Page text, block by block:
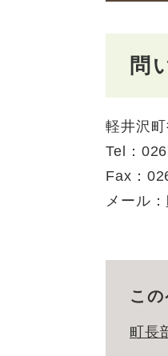
問
軽井沢
Tel：
Fax：
メール：
こ
町長